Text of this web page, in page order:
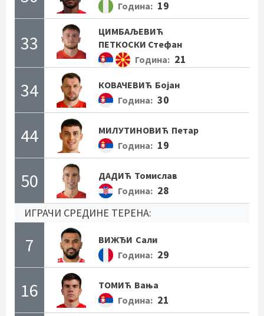
Година: 19
33
ЦИМБАЉЕВИЋ
ПЕТКОСКИ Стефан
Година: 21
34 КОВАЧЕВИЋ Бојан
Година: 30
44 МИЛУТИНОВИЋ Петар
Година: 19
50 ДАДИЋ Томислав
Година: 28
ИГРАЧИ СРЕДИНЕ ТЕРЕНА:
7 ВИЖЂИ Сали
Година: 29
16 ТОМИЋ Вања
Година: 21